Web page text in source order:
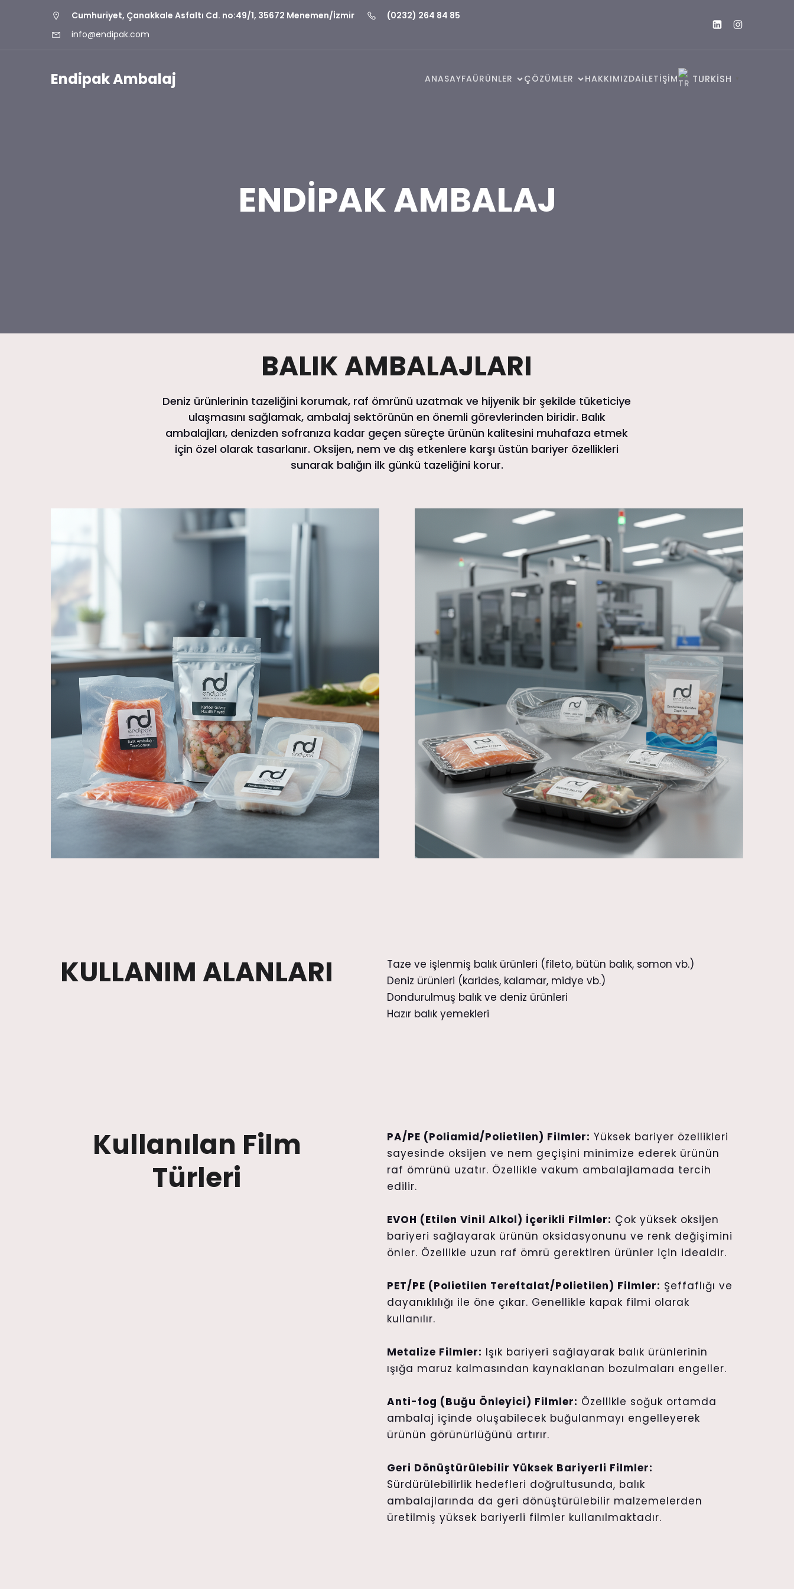
Cumhuriyet, Çanakkale Asfaltı Cd. no:49/1, 35672 Menemen/İzmir
(0232) 264 84 85
info@endipak.com
Endipak Ambalaj ANASAYFAÜRÜNLER ÇÖZÜMLER HAKKIMIZDAİLETİŞİM TURKISH
ENDİPAK AMBALAJ
BALIK AMBALAJLARI
Deniz ürünlerinin tazeliğini korumak, raf ömrünü uzatmak ve hijyenik bir şekilde tüketiciye
ulaşmasını sağlamak, ambalaj sektörünün en önemli görevlerinden biridir. Balık
ambalajları, denizden sofranıza kadar geçen süreçte ürünün kalitesini muhafaza etmek
için özel olarak tasarlanır. Oksijen, nem ve dış etkenlere karşı üstün bariyer özellikleri
sunarak balığın ilk günkü tazeliğini korur.
KULLANIM ALANLARI
Taze ve işlenmiş balık ürünleri (fileto, bütün balık, somon vb.)
Deniz ürünleri (karides, kalamar, midye vb.)
Dondurulmuş balık ve deniz ürünleri
Hazır balık yemekleri
Kullanılan Film
Türleri
PA/PE (Poliamid/Polietilen) Filmler: Yüksek bariyer özellikleri
sayesinde oksijen ve nem geçişini minimize ederek ürünün
raf ömrünü uzatır. Özellikle vakum ambalajlamada tercih
edilir.
EVOH (Etilen Vinil Alkol) İçerikli Filmler: Çok yüksek oksijen
bariyeri sağlayarak ürünün oksidasyonunu ve renk değişimini
önler. Özellikle uzun raf ömrü gerektiren ürünler için idealdir.
PET/PE (Polietilen Tereftalat/Polietilen) Filmler: Şeffaflığı ve
dayanıklılığı ile öne çıkar. Genellikle kapak filmi olarak
kullanılır.
Metalize Filmler: Işık bariyeri sağlayarak balık ürünlerinin
ışığa maruz kalmasından kaynaklanan bozulmaları engeller.
Anti-fog (Buğu Önleyici) Filmler: Özellikle soğuk ortamda
ambalaj içinde oluşabilecek buğulanmayı engelleyerek
ürünün görünürlüğünü artırır.
Geri Dönüştürülebilir Yüksek Bariyerli Filmler:
Sürdürülebilirlik hedefleri doğrultusunda, balık
ambalajlarında da geri dönüştürülebilir malzemelerden
üretilmiş yüksek bariyerli filmler kullanılmaktadır.